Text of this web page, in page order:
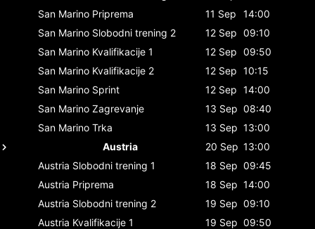
San Marino Priprema 11 Sep
14:00
San Marino Slobodni trening 2 12 Sep 09:10
San Marino Kvalifikacije 1 12 Sep 09:50
San Marino Kvalifikacije 2 12 Sep 10:15
San Marino Sprint 12 Sep 14:00
San Marino Zagrevanje 13 Sep 08:40
San Marino Trka 13 Sep 13:00
Austria
20 Sep 13:00
Austria Slobodni trening 1 18 Sep 09:45
Austria Priprema 18 Sep 14:00
Austria Slobodni trening 2 19 Sep 09:10
Austria Kvalifikacije 1 19 Sep 09:50